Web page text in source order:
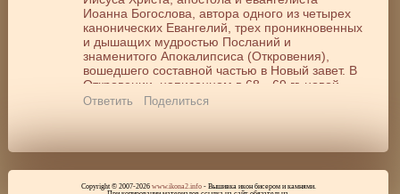
Иоанна Богослова, автора одного из четырех
канонических Евангелий, трех проникновенных
и дышащих мудростью Посланий и
знаменитого Апокалипсиса (Откровения),
вошедшего составной частью в Новый завет. В
Откровении, написанном в 68—69 гг. новой
эры, первохристиан особенно потрясло
сил... Храмовые праздники в честь Иоанна
проводятся трижды в году: 21 марта, 13 июля и
9 октября.
Ответить Поделиться
Copyright © 2007-2026 www.ikona2.info- Вышивка икон бисером и камнями.